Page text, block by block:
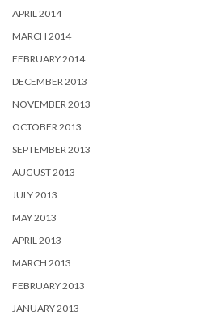
APRIL 2014
MARCH 2014
FEBRUARY 2014
DECEMBER 2013
NOVEMBER 2013
OCTOBER 2013
SEPTEMBER 2013
AUGUST 2013
JULY 2013
MAY 2013
APRIL 2013
MARCH 2013
FEBRUARY 2013
JANUARY 2013